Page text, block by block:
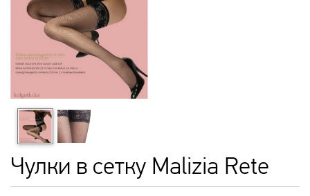
Чулки в сетку Malizia Rete